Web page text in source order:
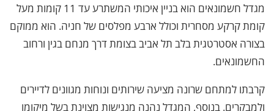
מגדל חשמונאים הוא בניין איכותי המשתרע עד 11 קומות מעל
קומת קרקע מסחרית וכולל ארבע מפלסים של חניה. הוא ממוקם
בצורה אסטרטגית בלב תל אביב בצומת דרך מנחם בגין ורחוב
החשמונאים.
קרבתו למתחם שרונה מציעה שירותים ונוחות מגוונים לדיירים
ולמבקרים. בנוסף, המגדל נהנה מנגישות מצוינת בשל מיקומו